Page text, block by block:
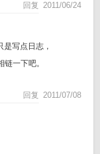
2011/06/24
回复
是写点日志，
一下吧。
2011/07/08
回复